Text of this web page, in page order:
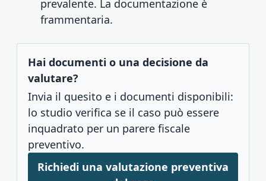
prevalente. La documentazione è
frammentaria.
Hai documenti o una decisione da
valutare?
Invia il quesito e i documenti disponibili:
lo studio verifica se il caso può essere
inquadrato per un parere fiscale
preventivo.
Richiedi una valutazione preventiva